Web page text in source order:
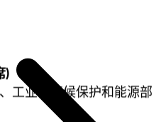
)
工业、气候保护和能源部